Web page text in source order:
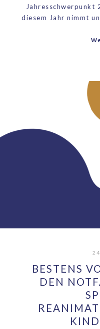
Jahresschwerpunkt
diesem Jahr nimmt
BESTENS
DEN